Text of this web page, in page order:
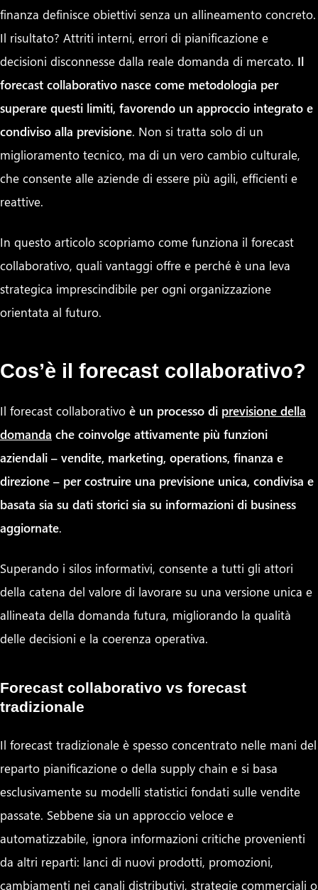
finanza definisce obiettivi senza un allineamento concreto.
Il risultato? Attriti interni, errori di pianificazione e
decisioni disconnesse dalla reale domanda di mercato. Il
forecast collaborativo nasce come metodologia per
superare questi limiti, favorendo un approccio integrato e
condiviso alla previsione. Non si tratta solo di un
miglioramento tecnico, ma di un vero cambio culturale,
che consente alle aziende di essere più agili, efficienti e
reattive.
In questo articolo scopriamo come funziona il forecast
collaborativo, quali vantaggi offre e perché è una leva
strategica imprescindibile per ogni organizzazione
orientata al futuro.
Cos’è il forecast collaborativo?
Il forecast collaborativo è un processo di previsione della
domanda che coinvolge attivamente più funzioni
aziendali – vendite, marketing, operations, finanza e
direzione – per costruire una previsione unica, condivisa e
basata sia su dati storici sia su informazioni di business
aggiornate.
Superando i silos informativi, consente a tutti gli attori
della catena del valore di lavorare su una versione unica e
allineata della domanda futura, migliorando la qualità
delle decisioni e la coerenza operativa.
Forecast collaborativo vs forecast
tradizionale
Il forecast tradizionale è spesso concentrato nelle mani del
reparto pianificazione o della supply chain e si basa
esclusivamente su modelli statistici fondati sulle vendite
passate. Sebbene sia un approccio veloce e
automatizzabile, ignora informazioni critiche provenienti
da altri reparti: lanci di nuovi prodotti, promozioni,
cambiamenti nei canali distributivi, strategie commerciali o